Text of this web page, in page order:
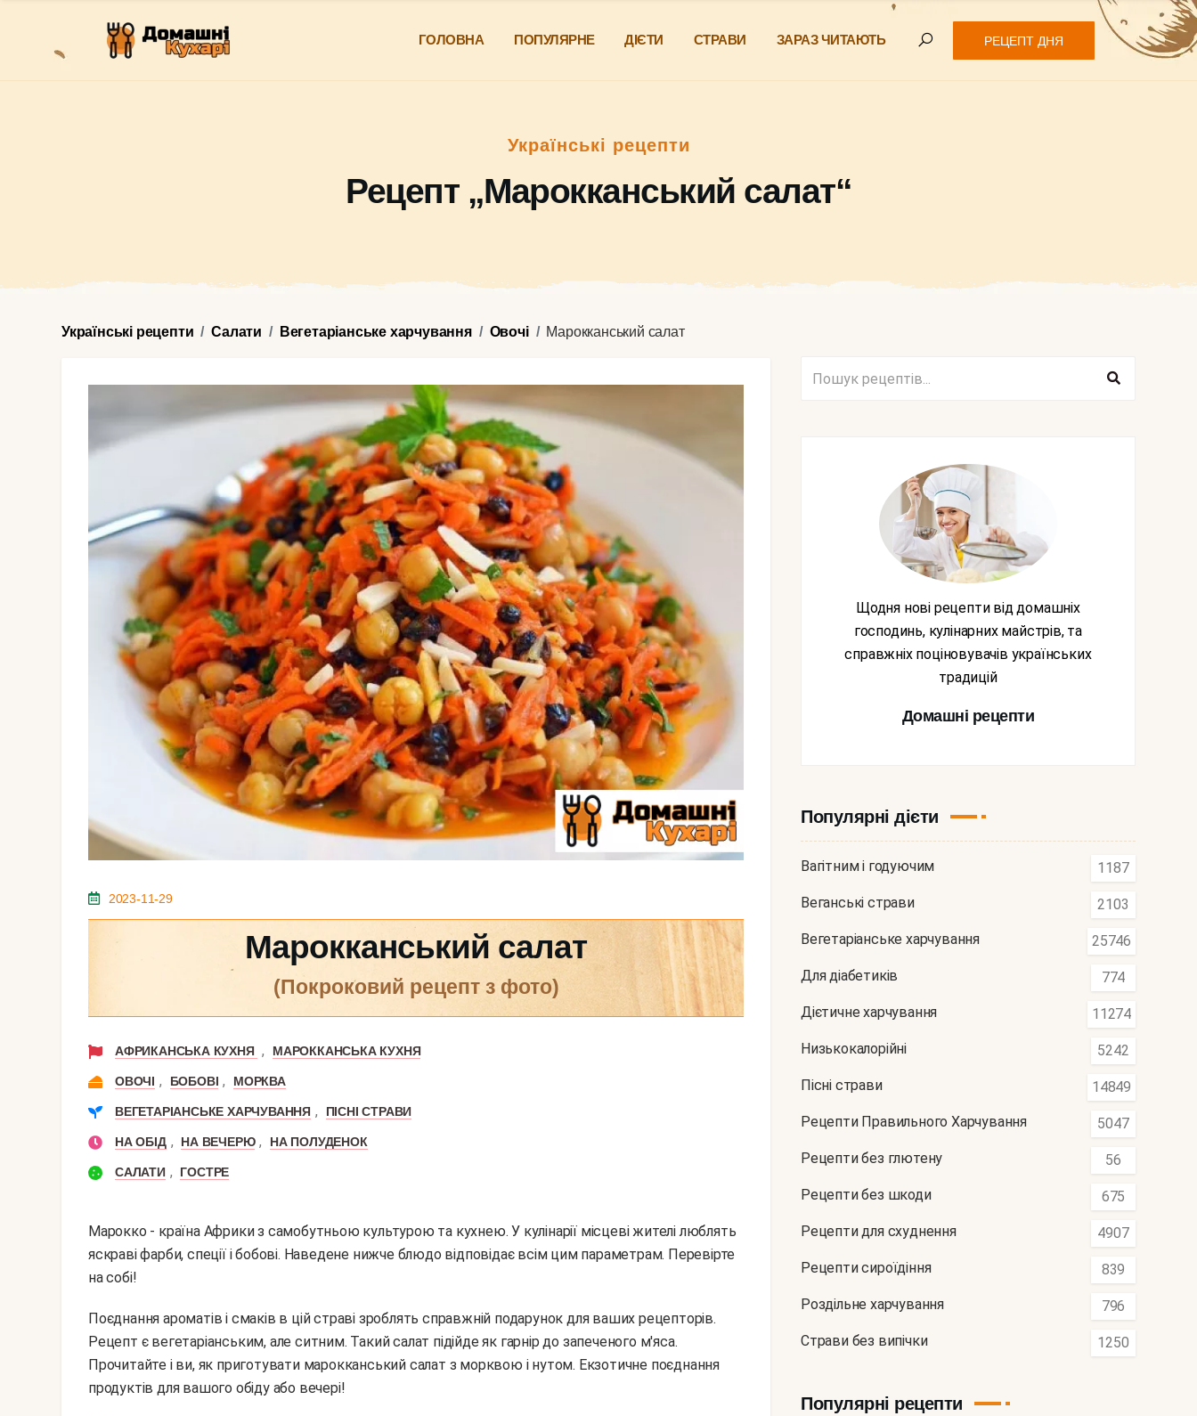
ГОЛОВНА ПОПУЛЯРНЕ ДІЄТИ СТРАВИ ЗАРАЗ ЧИТАЮТЬ РЕЦЕПТ ДНЯ
Українські рецепти
Рецепт „Марокканський салат“
Українські рецепти Салати Вегетаріанське харчування Овочі Марокканський салат
2023-11-29
Марокканський салат
(покроковий рецепт з фото)
АФРИКАНСЬКА КУХНЯ , МАРОККАНСЬКА КУХНЯ
ОВОЧІ , БОБОВІ , МОРКВА
ВЕГЕТАРІАНСЬКЕ ХАРЧУВАННЯ , ПІСНІ СТРАВИ
НА ОБІД , НА ВЕЧЕРЮ , НА ПОЛУДЕНОК
САЛАТИ , ГОСТРЕ
Марокко - країна Африки з самобутньою культурою та кухнею. У кулінарії місцеві жителі люблять
яскраві фарби, спеції і бобові. Наведене нижче блюдо відповідає всім цим параметрам. Перевірте
на собі!
Поєднання ароматів і смаків в цій страві зроблять справжній подарунок для ваших рецепторів.
Рецепт є вегетаріанським, але ситним. Такий салат підійде як гарнір до запеченого м'яса.
Прочитайте і ви, як приготувати марокканський салат з морквою і нутом. Екзотичне поєднання
продуктів для вашого обіду або вечері!
Щодня нові рецепти від домашніх
господинь, кулінарних майстрів, та
справжніх поціновувачів українських
традицій
Домашні рецепти
Популярні дієти
Вагітним і годуючим 1187
Веганські страви 2103
Вегетаріанське харчування 25746
Для діабетиків 774
Дієтичне харчування 11274
Низькокалорійні 5242
Пісні страви 14849
Рецепти Правильного Харчування 5047
Рецепти без глютену 56
Рецепти без шкоди 675
Рецепти для схуднення 4907
Рецепти сироїдіння 839
Роздільне харчування 796
Страви без випічки 1250
Популярні рецепти